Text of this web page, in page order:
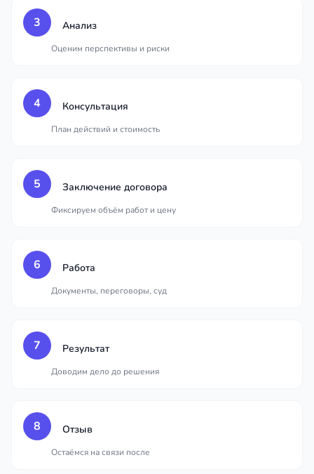
3 Анализ
Оценим перспективы и риски
4 Консультация
План действий и стоимость
5 Заключение договора
Фиксируем объём работ и цену
6 Работа
Документы, переговоры, суд
7 Результат
Доводим дело до решения
8 Отзыв
Остаёмся на связи после